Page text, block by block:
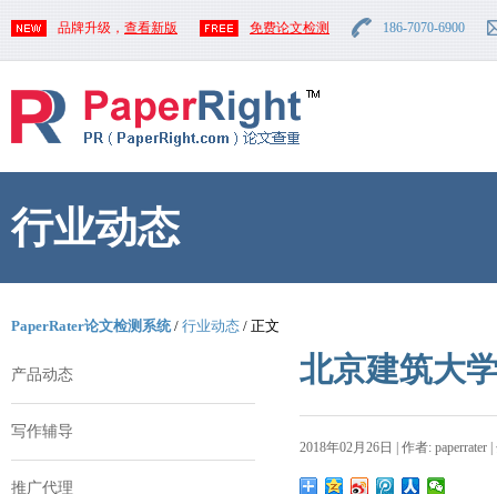
品牌升级， 查看新版 免费论文检测 186-7070-6900
行业动态
PaperRater论文检测系统/ 行业动态 / 正文
产品动态
写作辅导
推广代理
北京建筑大
2018年02月26日 | 作者: paperrater